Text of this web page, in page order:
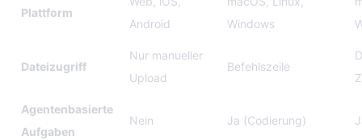
Plattform
Android
Windows
Dateizugriff
Nur manueller
Upload
Befehlszeile
Agentenbasierte
Aufgaben
Nein Ja (Codierung)